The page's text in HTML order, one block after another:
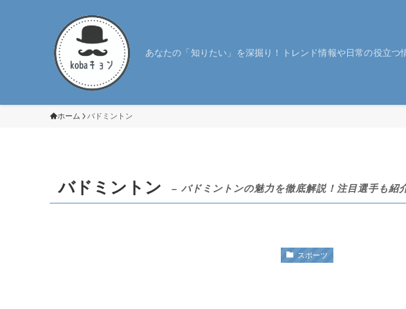
あなたの「知りたい」を深掘り！トレンド情報や日常の役立つ
ホーム バドミントン
バドミントン – バドミントンの魅力を徹底解説！注目選手も紹
スポーツ